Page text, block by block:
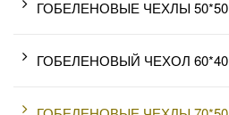
ГОБЕЛЕНОВЫЕ ЧЕХЛЫ 50*50
ГОБЕЛЕНОВЫЙ ЧЕХОЛ 60*40